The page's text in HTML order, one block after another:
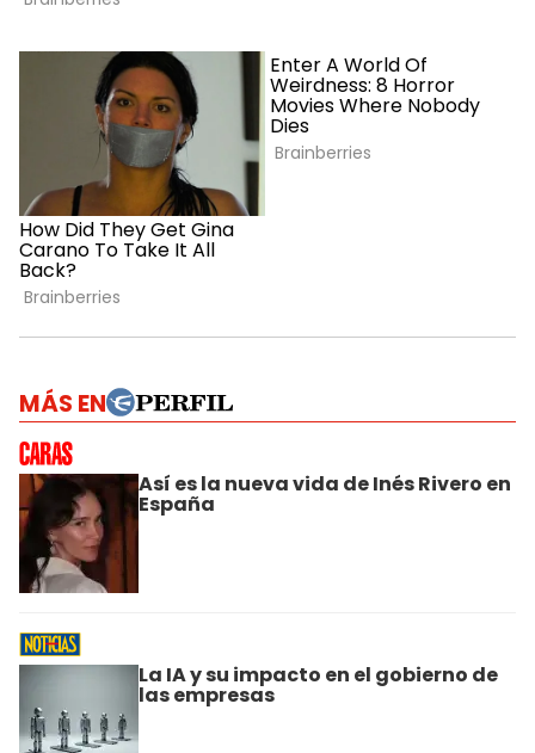
MÁS EN
Así es la nueva vida de Inés Rivero en
España
La IA y su impacto en el gobierno de
las empresas